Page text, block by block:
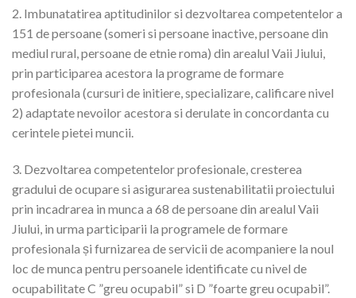
2. Imbunatatirea aptitudinilor si dezvoltarea competentelor a
151 de persoane (someri si persoane inactive, persoane din
mediul rural, persoane de etnie roma) din arealul Vaii Jiului,
prin participarea acestora la programe de formare
profesionala (cursuri de initiere, specializare, calificare nivel
2) adaptate nevoilor acestora si derulate in concordanta cu
cerintele pietei muncii.
3. Dezvoltarea competentelor profesionale, cresterea
gradului de ocupare si asigurarea sustenabilitatii proiectului
prin incadrarea in munca a 68 de persoane din arealul Vaii
Jiului, in urma participarii la programele de formare
profesionala și furnizarea de servicii de acompaniere la noul
loc de munca pentru persoanele identificate cu nivel de
ocupabilitate C ”greu ocupabil” si D ”foarte greu ocupabil”.